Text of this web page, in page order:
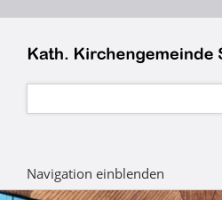
Navigation einblenden